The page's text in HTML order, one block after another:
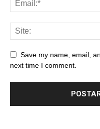
Save my name, email,
next time I comment.